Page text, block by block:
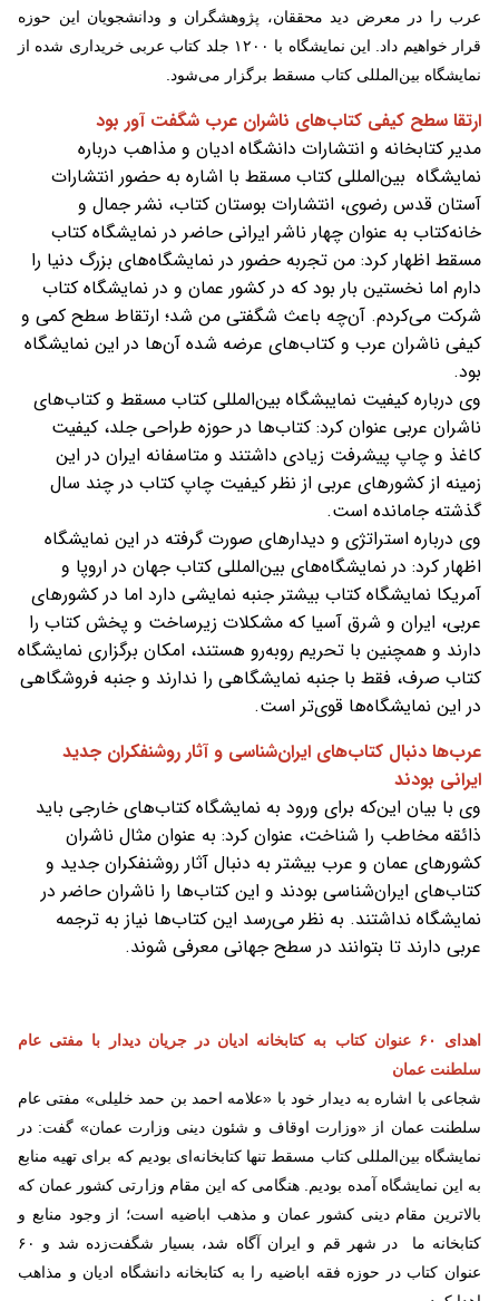
عرب را در معرض دید محققان، پژوهشگران و ودانشجویان این حوزه
قرار خواهیم داد. این نمایشگاه با ۱۲۰۰ جلد کتاب عربی خریداری شده از
نمایشگاه بین‌المللی کتاب مسقط برگزار می‌شود.
ارتقا سطح کیفی کتاب‌های ناشران عرب شگفت آور بود
مدیر کتابخانه و انتشارات دانشگاه ادیان و مذاهب درباره
نمایشگاه بین‌المللی کتاب مسقط با اشاره به حضور انتشارات
آستان قدس رضوی، انتشارات بوستان کتاب، نشر جمال و
خانه‌کتاب به عنوان چهار ناشر ایرانی حاضر در نمایشگاه کتاب
مسقط اظهار کرد: من تجربه حضور در نمایشگاه‌های بزرگ دنیا را
دارم اما نخستین بار بود که در کشور عمان و در نمایشگاه کتاب
شرکت می‌کردم. آن‌چه باعث شگفتی من شد؛ ارتقاط سطح کمی و
کیفی ناشران عرب و کتاب‌های عرضه شده آن‌ها در این نمایشگاه
بود.
وی درباره کیفیت نمایبشگاه بین‌المللی کتاب مسقط و کتاب‌های
ناشران عربی عنوان کرد: کتاب‌ها در حوزه طراحی جلد، کیفیت
کاغذ و چاپ پیشرفت زیادی داشتند و متاسفانه ایران در این
زمینه از کشورهای عربی از نظر کیفیت چاپ کتاب در چند سال
گذشته جامانده است.
وی درباره استراتژی و دیدارهای صورت گرفته در این نمایشگاه
اظهار کرد: در نمایشگاه‌‌های بین‌المللی کتاب جهان در اروپا و
آمریکا نمایشگاه کتاب بیشتر جنبه نمایشی دارد اما در کشورهای
عربی، ایران و شرق‌ آسیا که مشکلات زیرساخت و پخش کتاب را
دارند و همچنین با تحریم روبه‌رو هستند، امکان برگزاری نمایشگاه
کتاب صرف، فقط با جنبه نمایشگاهی را ندارند و جنبه فروشگاهی
در این نمایشگاه‌ها قوی‌تر است.
عرب‌ها دنبال کتاب‌های ایران‌شناسی و آثار روشنفکران جدید
ایرانی بودند
وی با بیان این‌که برای ورود به نمایشگاه کتاب‌های خارجی باید
ذائقه مخاطب را شناخت، عنوان کرد: به عنوان مثال ناشران
کشورهای عمان و عرب بیشتر به دنبال آثار روشنفکران جدید و
کتاب‌های ایران‌شناسی بودند و این کتاب‌ها را ناشران حاضر در
نمایشگاه نداشتند. به نظر می‌رسد این کتاب‌ها نیاز به ترجمه
عربی دارند تا بتوانند در سطح جهانی معرفی شوند.
اهدای ۶۰ عنوان کتاب به کتابخانه ادیان در جریان دیدار با مفتی عام
سلطنت عمان
شجاعی با اشاره به دیدار خود با «علامه احمد بن حمد خلیلی» مفتی عام
سلطنت عمان از «وزارت اوقاف و شئون دینی وزارت عمان» گفت: در
نمایشگاه بین‌المللی کتاب مسقط تنها کتابخانه‌ای بودیم که برای تهیه منابع
به این نمایشگاه آمده بودیم. هنگامی که این مقام وزارتی کشور عمان که
بالاترین مقام دینی کشور عمان و مذهب اباضیه است؛ از وجود منابع و
کتابخانه ما در شهر قم و ایران آگاه شد، بسیار شگفت‌زده شد و ۶۰
عنوان کتاب در حوزه فقه اباضیه را به کتابخانه دانشگاه ادیان و مذاهب